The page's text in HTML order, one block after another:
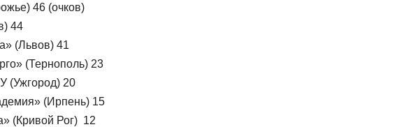
46 (очков)
44
(Львов) 41
(Тернополь) 23
(Ужгород) 20
(Ирпень) 15
(Кривой Рог) 12